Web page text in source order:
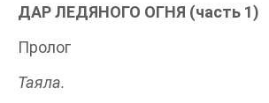
ДАР ЛЕДЯНОГО ОГНЯ (часть 1)
Пролог
Таяла.